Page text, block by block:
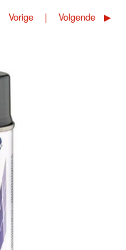
Vorige Volgende